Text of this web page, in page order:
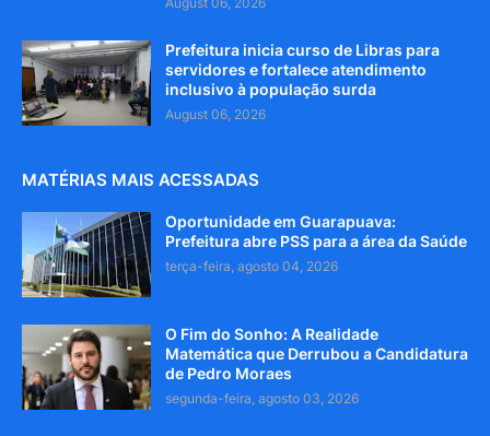
Prefeitura inicia curso de Libras para
servidores e fortalece atendimento
inclusivo à população surda
August 06, 2026
MATÉRIAS MAIS ACESSADAS
Oportunidade em Guarapuava:
Prefeitura abre PSS para a área da Saúde
terça-feira, agosto 04, 2026
O Fim do Sonho: A Realidade
Matemática que Derrubou a Candidatura
de Pedro Moraes
segunda-feira, agosto 03, 2026